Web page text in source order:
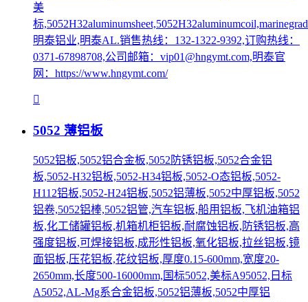
美
标
明泰铝业,明泰AL.销售热线：132-1322-9392,订购热线：
0371-67898708,公司邮箱：vip01@hngymt.com,明泰官
网：https://www.hngymt.com/
5052 薄铝板
5052铝板,5052铝合金板,5052防锈铝板,5052合金铝
板,5052-H32铝板,5052-H34铝板,5052-O态铝板,5052-
H112铝板,5052-H24铝板,5052铝薄板,5052中厚铝板,5052
铝卷,5052铝棒,5052铝管,汽车铝板,船用铝板,飞机油箱铝
板,化工储罐铝板,机箱机柜铝板,耐腐蚀铝板,防锈铝板,高
强度铝板,可焊接铝板,成形性铝板,氧化铝板,拉丝铝板,镜
面铝板,压花铝板,花纹铝板,厚度0.15-600mm,宽度20-
2650mm,长度500-16000mm,国标5052,美标A95052,日标
A5052,AL-Mg系合金铝板,5052铝薄板,5052中厚铝